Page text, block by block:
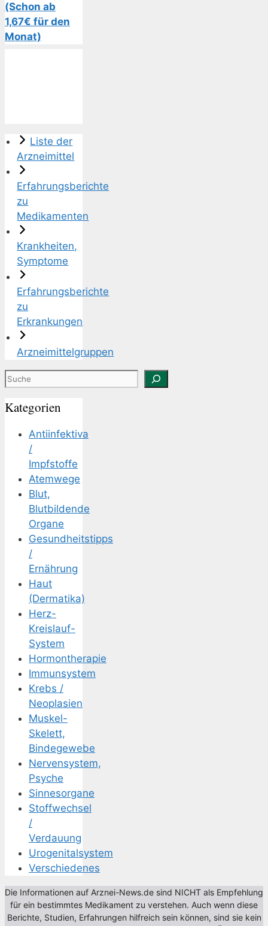
(Schon ab
1,67€ für den
Monat)
Liste der
Arzneimittel
Erfahrungsberichte
zu
Medikamenten
Krankheiten,
Symptome
Erfahrungsberichte
zu
Erkrankungen
Arzneimittelgruppen
Suchen
Kategorien
Antiinfektiva
/
Impfstoffe
Atemwege
Blut,
Blutbildende
Organe
Gesundheitstipps
/
Ernährung
Haut
(Dermatika)
Herz-
Kreislauf-
System
Hormontherapie
Immunsystem
Krebs /
Neoplasien
Muskel-
Skelett,
Bindegewebe
Nervensystem,
Psyche
Sinnesorgane
Stoffwechsel
/
Verdauung
Urogenitalsystem
Verschiedenes
Die Informationen auf Arznei-News.de sind NICHT als Empfehlung
für ein bestimmtes Medikament zu verstehen. Auch wenn diese
Berichte, Studien, Erfahrungen hilfreich sein können, sind sie kein